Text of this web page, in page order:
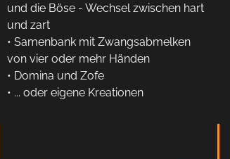
und die Böse - Wechsel zwischen hart
und zart
• Samenbank mit Zwangsabmelken
von vier oder mehr Händen
• Domina und Zofe
• ... oder eigene Kreationen